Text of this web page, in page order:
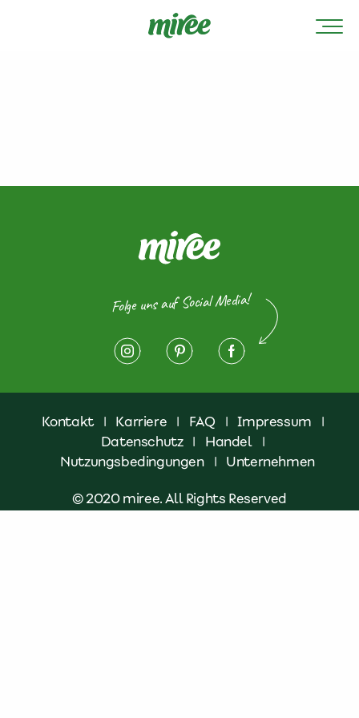
Folge uns auf Social Media!
Kontakt | Karriere | FAQ | Impressum
|
Datenschutz | Handel
|
Nutzungsbedingungen
| Unternehmen
© 2020 miree. All Rights Reserved